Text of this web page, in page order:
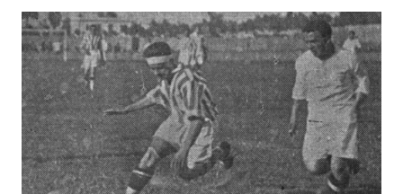
AÑOS.
DEBUT
OFICIAL
DE
JESÚS
RUIZ
«JESUSÍN».